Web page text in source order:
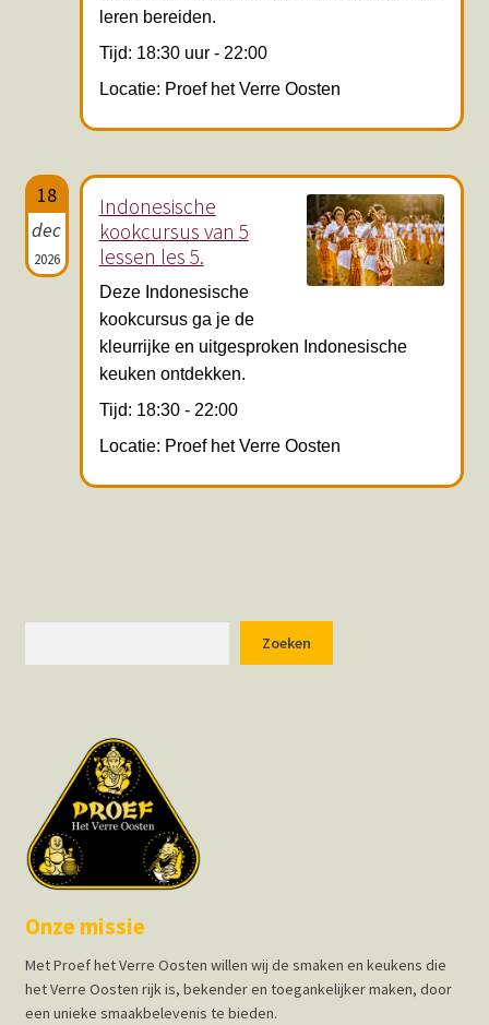
leren bereiden.
Tijd: 18:30 uur - 22:00
Locatie: Proef het Verre Oosten
18
dec
2026
Indonesische
kookcursus van 5
lessen les 5.
Deze Indonesische
kookcursus ga je de
kleurrijke en uitgesproken Indonesische
keuken ontdekken.
Tijd: 18:30 - 22:00
Locatie: Proef het Verre Oosten
Zoeken
Onze missie
Met Proef het Verre Oosten willen wij de smaken en keukens die
het Verre Oosten rijk is, bekender en toegankelijker maken, door
een unieke smaakbelevenis te bieden.